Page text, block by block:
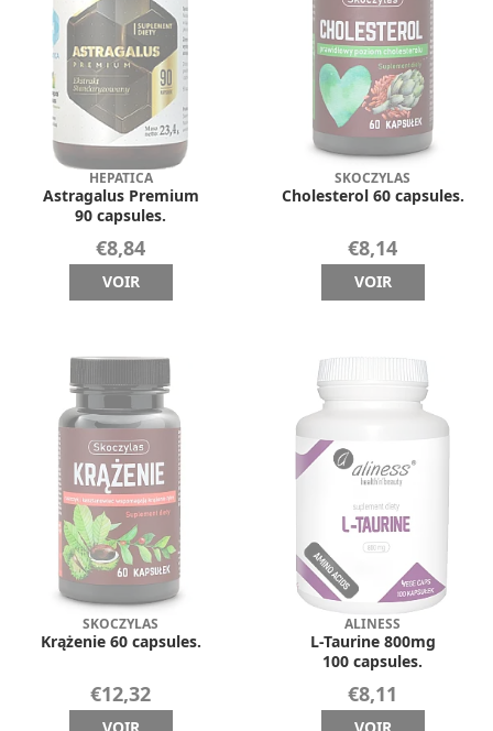
HEPATICA
Astragalus Premium
90 capsules.
€8,84
VOIR
SKOCZYLAS
Cholesterol 60 capsules.
€8,14
VOIR
SKOCZYLAS
Krążenie 60 capsules.
€12,32
VOIR
ALINESS
L-Taurine 800mg
100 capsules.
€8,11
VOIR